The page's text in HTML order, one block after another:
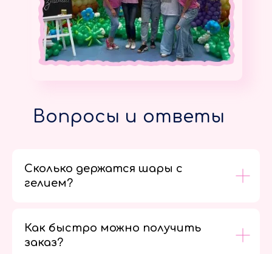
Вопросы и ответы
Сколько держатся шары с
гелием?
Как быстро можно получить
заказ?